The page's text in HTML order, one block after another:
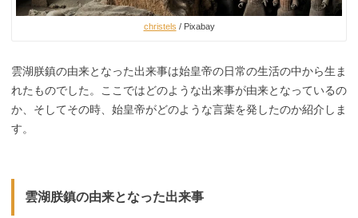
christels / Pixabay
雲湖朕鎮の由来となった出来事は始皇帝の日常の生活の中から生ま
れたものでした。ここではどのような出来事が由来となっているの
か、そしてその時、始皇帝がどのような言葉を発したのか紹介しま
す。
雲湖朕鎮の由来となった出来事